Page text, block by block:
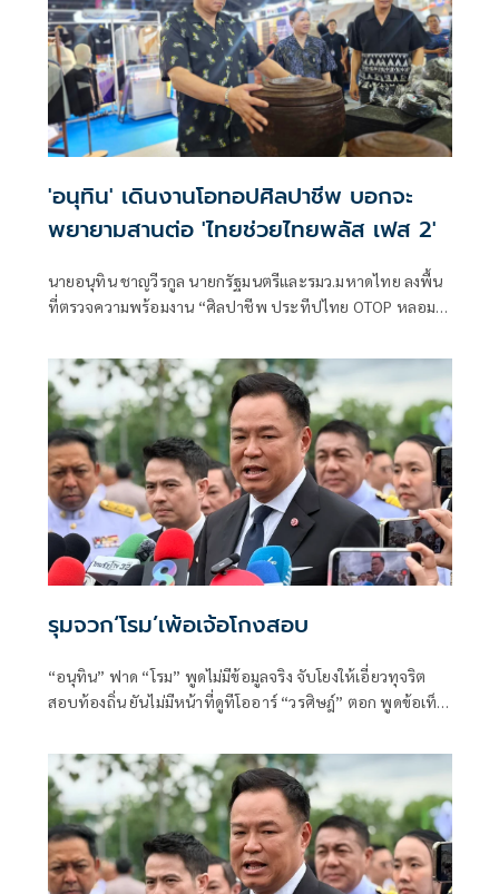
'อนุทิน' เดินงานโอทอปศิลปาชีพ บอกจะ
พยายามสานต่อ 'ไทยช่วยไทยพลัส เฟส 2'
นายอนุทิน ชาญวีรกูล นายกรัฐมนตรีและรมว.มหาดไทย ลงพื้น
ที่ตรวจความพร้อมงาน “ศิลปาชีพ ประทีปไทย OTOP หลอม
สิงหาคม นี้ ณ อาคารชาเลนเจอร์ 1–3 อิมแพ็ค เมืองทองธานี ซึ่ง
นายกรัฐมนตรีจะเดินทางมาเปิดงานอย่างเป็นทางการ ในวัน
จันทร์ที่ 10 สิงหาคม
รุมจวก‘โรม’เพ้อเจ้อโกงสอบ
“อนุทิน” ฟาด “โรม” พูดไม่มีข้อมูลจริง จับโยงให้เอี่ยวทุจริต
สอบท้องถิ่น ยันไม่มีหน้าที่ดูทีโออาร์ “วรศิษฎ์” ตอก พูดข้อเท็จ